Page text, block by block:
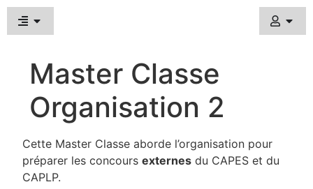
Master Classe
Organisation 2
Cette Master Classe aborde l’organisation pour
préparer les concoursexternes du CAPES et du
CAPLP.